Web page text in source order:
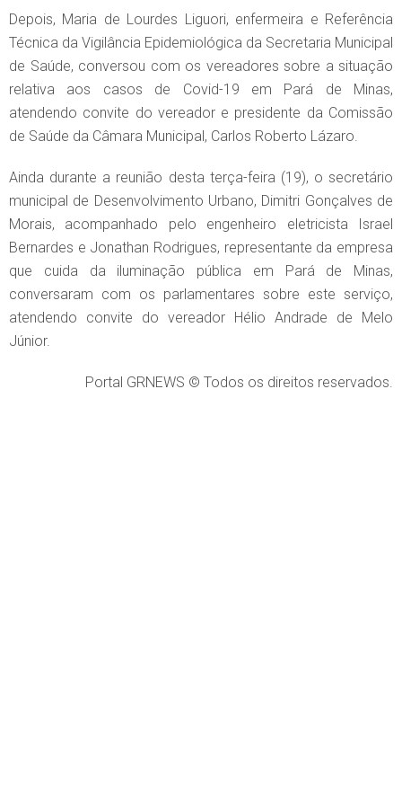
Depois, Maria de Lourdes Liguori, enfermeira e Referência
Técnica da Vigilância Epidemiológica da Secretaria Municipal
de Saúde, conversou com os vereadores sobre a situação
relativa aos casos de Covid-19 em Pará de Minas,
atendendo convite do vereador e presidente da Comissão
de Saúde da Câmara Municipal, Carlos Roberto Lázaro.
Ainda durante a reunião desta terça-feira (19), o secretário
municipal de Desenvolvimento Urbano, Dimitri Gonçalves de
Morais, acompanhado pelo engenheiro eletricista Israel
Bernardes e Jonathan Rodrigues, representante da empresa
que cuida da iluminação pública em Pará de Minas,
conversaram com os parlamentares sobre este serviço,
atendendo convite do vereador Hélio Andrade de Melo
Júnior.
Portal GRNEWS © Todos os direitos reservados.